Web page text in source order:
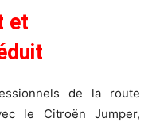
et
de la route
le Citroën Jumper,